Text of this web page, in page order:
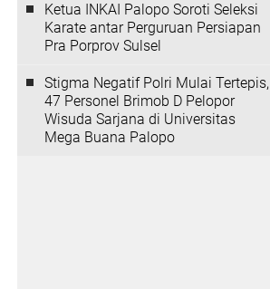
Ketua INKAI Palopo Soroti Seleksi
Karate antar Perguruan Persiapan
Pra Porprov Sulsel
Stigma Negatif Polri Mulai Tertepis,
47 Personel Brimob D Pelopor
Wisuda Sarjana di Universitas
Mega Buana Palopo